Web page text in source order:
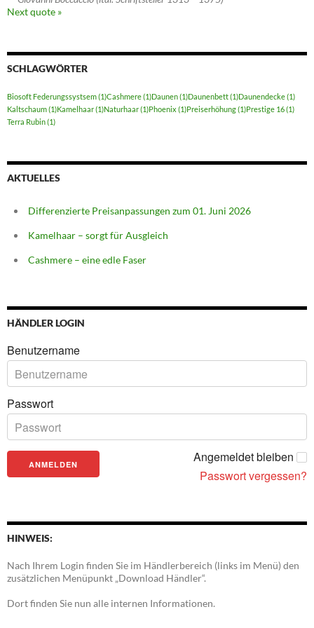
Next quote »
SCHLAGWÖRTER
Biosoft Federungssystsem(1)Cashmere(1)Daunen(1)Daunenbett(1)Daunendecke(1)
Kaltschaum(1)Kamelhaar(1)Naturhaar(1)Phoenix (1)Preiserhöhung(1)Prestige 16(1)
Terra Rubin(1)
AKTUELLES
Differenzierte Preisanpassungen zum 01. Juni 2026
Kamelhaar – sorgt für Ausgleich
Cashmere – eine edle Faser
HÄNDLER LOGIN
Benutzername
Passwort
Angemeldet bleiben
Passwort vergessen?
HINWEIS:
Nach Ihrem Login finden Sie im Händlerbereich (links im Menü) den
zusätzlichen Menüpunkt „Download Händler“.
Dort finden Sie nun alle internen Informationen.